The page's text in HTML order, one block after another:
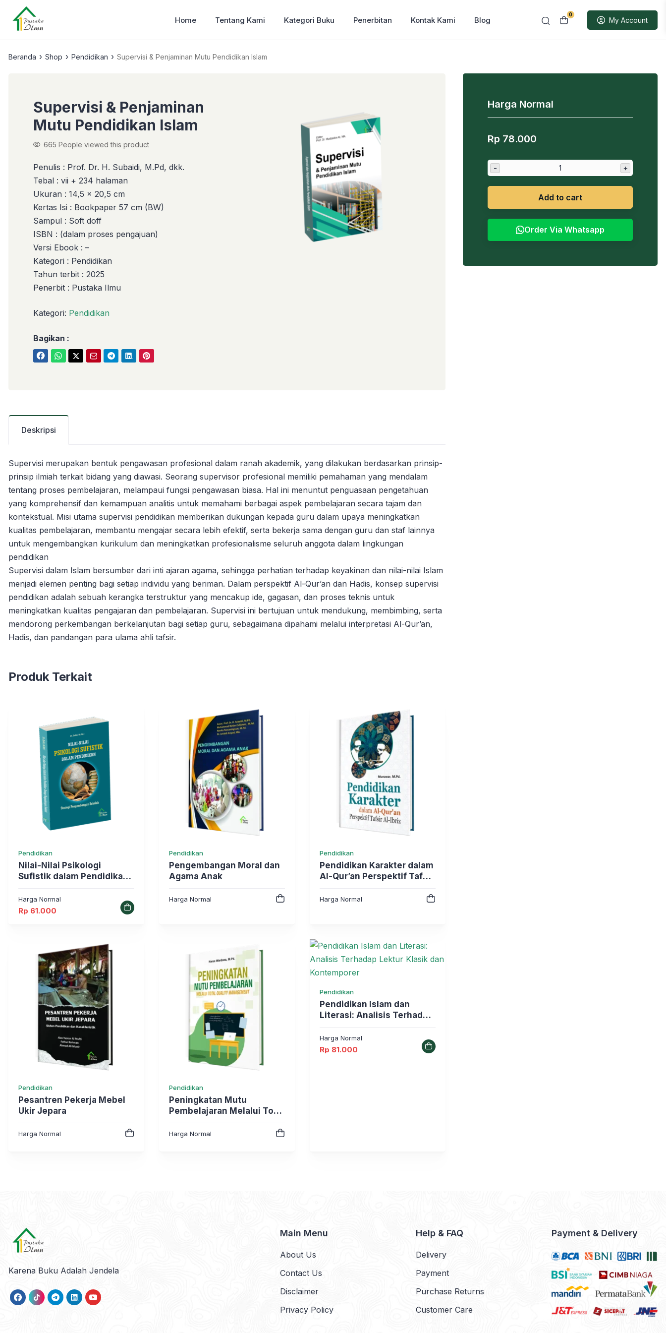
0
My Account
Home Tentang Kami Kategori Buku Penerbitan Kontak Kami Blog
Beranda › Shop › Pendidikan › Supervisi & Penjaminan Mutu Pendidikan Islam
Supervisi & Penjaminan
Mutu Pendidikan Islam
665 People viewed this product
Penulis : Prof. Dr. H. Subaidi, M.Pd, dkk.
Tebal : vii + 234 halaman
Ukuran : 14,5 x 20,5 cm
Kertas Isi : Bookpaper 57 cm (BW)
Sampul : Soft doff
ISBN : (dalam proses pengajuan)
Versi Ebook : –
Kategori : Pendidikan
Tahun terbit : 2025
Penerbit : Pustaka Ilmu
Kategori: Pendidikan
Bagikan :
Deskripsi
Supervisi merupakan bentuk pengawasan profesional dalam ranah akademik, yang dilakukan berdasarkan prinsip-
prinsip ilmiah terkait bidang yang diawasi. Seorang supervisor profesional memiliki pemahaman yang mendalam
tentang proses pembelajaran, melampaui fungsi pengawasan biasa. Hal ini menuntut penguasaan pengetahuan
yang komprehensif dan kemampuan analitis untuk memahami berbagai aspek pembelajaran secara tajam dan
kontekstual. Misi utama supervisi pendidikan memberikan dukungan kepada guru dalam upaya meningkatkan
kualitas pembelajaran, membantu mengajar secara lebih efektif, serta bekerja sama dengan guru dan staf lainnya
untuk mengembangkan kurikulum dan meningkatkan profesionalisme seluruh anggota dalam lingkungan
pendidikan
Supervisi dalam Islam bersumber dari inti ajaran agama, sehingga perhatian terhadap keyakinan dan nilai-nilai Islam
menjadi elemen penting bagi setiap individu yang beriman. Dalam perspektif Al-Qur’an dan Hadis, konsep supervisi
pendidikan adalah sebuah kerangka terstruktur yang mencakup ide, gagasan, dan proses teknis untuk
meningkatkan kualitas pengajaran dan pembelajaran. Supervisi ini bertujuan untuk mendukung, membimbing, serta
mendorong perkembangan berkelanjutan bagi setiap guru, sebagaimana dipahami melalui interpretasi Al-Qur’an,
Hadis, dan pandangan para ulama ahli tafsir.
Produk Terkait
Pendidikan
Nilai-Nilai Psikologi
Sufistik dalam Pendidikan:
Sekolah
Harga Normal
Rp 61.000
Pendidikan
Pengembangan Moral dan
Agama Anak
Harga Normal
Pendidikan
Pendidikan Karakter dalam
Al-Qur’an Perspektif Tafsir
Harga Normal
Pendidikan
Pesantren Pekerja Mebel
Ukir Jepara
Harga Normal
Pendidikan
Peningkatan Mutu
Pembelajaran Melalui Total
Harga Normal
Pendidikan
Pendidikan Islam dan
Literasi: Analisis Terhadap
Kontemporer
Harga Normal
Rp 81.000
Harga Normal
Rp 78.000
- +
Add to cart
Order Via Whatsapp
Karena Buku Adalah Jendela
Main Menu
About Us
Contact Us
Disclaimer
Privacy Policy
Help & FAQ
Delivery
Payment
Purchase Returns
Customer Care
Payment & Delivery